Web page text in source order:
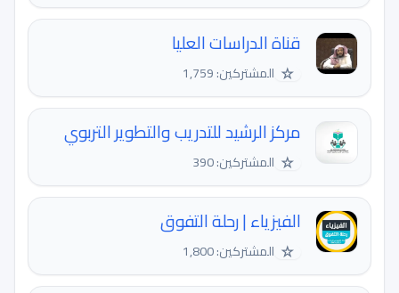
قناة الدراسات العليا
☆ المشتركين: 1,759
مركز الرشيد للتدريب والتطوير التربوي
☆ المشتركين: 390
الفيزياء | رحلة التفوق
☆ المشتركين: 1,800